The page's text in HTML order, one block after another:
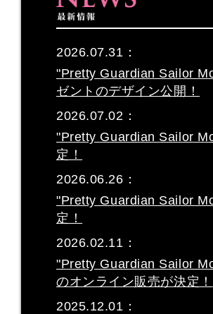
2026.07.31：
"Pretty Guardian Sailor
ゼントのデザイン公開！
2026.07.02：
"Pretty Guardian Sailor
定！
2026.06.26：
"Pretty Guardian Sailor
定！
2026.02.11：
"Pretty Guardian Sailor
のオンライン販売が決定！
2025.12.01：